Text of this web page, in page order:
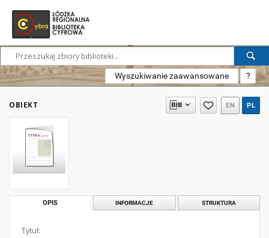
Wyszukiwanie zaawansowane ?
OBIEKT EN PL
OPIS INFORMACJE STRUKTURA
Tytuł: